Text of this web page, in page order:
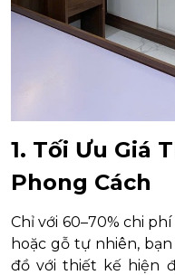
1. Tối Ưu Giá
Phong Cách
Chỉ với 60–70% chi
hoặc gỗ tự nhiên,
đồ với thiết kế hiện